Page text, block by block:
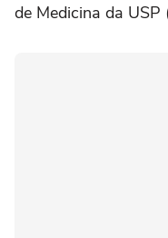
de Medicina da USP